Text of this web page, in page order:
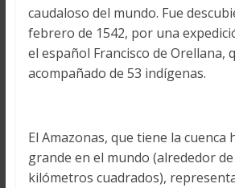
caudaloso del mundo. Fue
febrero de 1542, por una
el español Francisco de Orellana,
acompañado de 53 indígenas.
El Amazonas, que tiene la cuenca
grande en el mundo (alrededor
kilómetros cuadrados),